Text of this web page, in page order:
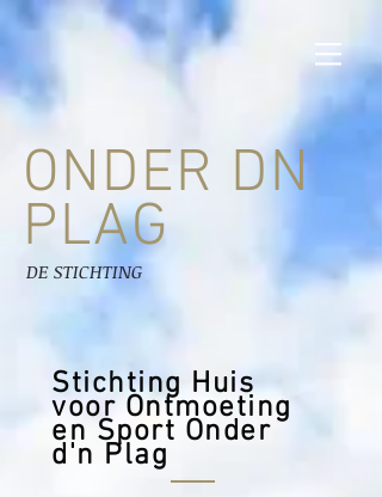
ONDER DN
PLAG
DE STICHTING
Stichting Huis
voor Ontmoeting
en Sport Onder
d'n Plag